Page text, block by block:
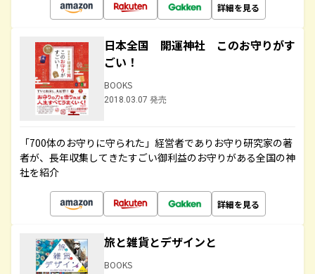
詳細を見る
日本全国 開運神社 このお守りがす
ごい！
BOOKS
2018.03.07 発売
「700体のお守りに守られた」経営者でありお守り研究家の著
者が、長年収集してきたすごい御利益のお守りがある全国の神
社を紹介
詳細を見る
旅と雑貨とデザインと
BOOKS